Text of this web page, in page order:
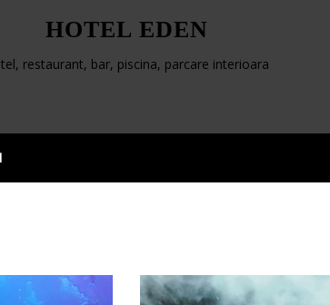
HOTEL EDEN
restaurant, bar, piscina, parcare interioara